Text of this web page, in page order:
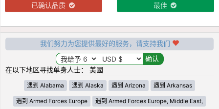
已确认品质 最佳
我们努力为您提供最好的服务，请支持我们
在以下地区寻找单身人士： 美國
遇到 Alabama 遇到 Alaska 遇到 Arizona 遇到 Arkansas
遇到 Armed Forces Europe 遇到 Armed Forces Europe, Middle East,